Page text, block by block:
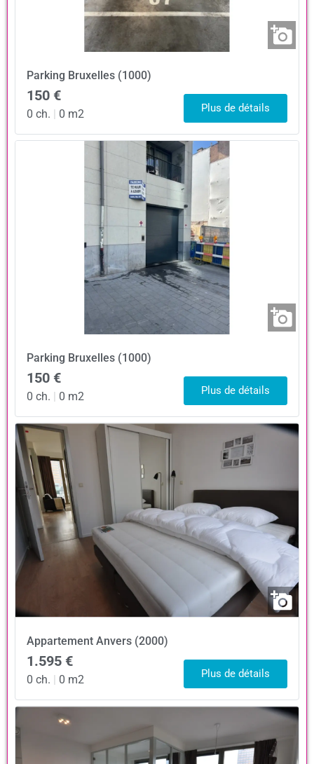
Parking Bruxelles (1000)
150 €
0 ch. | 0 m2 Plus de détails
Parking Bruxelles (1000)
150 €
0 ch. 0 m2 Plus de détails
Appartement Anvers (2000)
1.595 €
0 ch. | 0 m2 Plus de détails